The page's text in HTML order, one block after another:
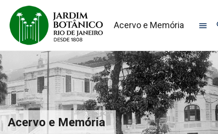
Acervo e Memória
Acervo e Memória